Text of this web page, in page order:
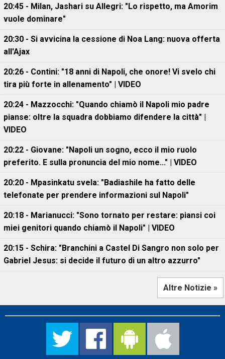
20:45 - Milan, Jashari su Allegri: "Lo rispetto, ma Amorim
vuole dominare"
20:30 - Si avvicina la cessione di Noa Lang: nuova offerta
all'Ajax
20:26 - Contini: "18 anni di Napoli, che onore! Vi svelo chi
tira più forte in allenamento" | VIDEO
20:24 - Mazzocchi: "Quando chiamò il Napoli mio padre
pianse: oltre la squadra dobbiamo difendere la città" |
VIDEO
20:22 - Giovane: "Napoli un sogno, ecco il mio ruolo
preferito. E sulla pronuncia del mio nome..." | VIDEO
20:20 - Mpasinkatu svela: "Badiashile ha fatto delle
telefonate per prendere informazioni sul Napoli"
20:18 - Marianucci: "Sono tornato per restare: piansi coi
miei genitori quando chiamò il Napoli" | VIDEO
20:15 - Schira: "Branchini a Castel Di Sangro non solo per
Gabriel Jesus: si decide il futuro di un altro azzurro"
Altre Notizie »